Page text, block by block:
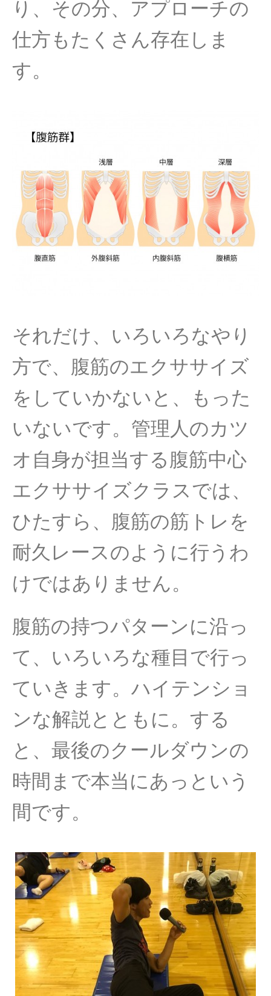
り、その分、アプローチの
仕方もたくさん存在しま
す。
それだけ、いろいろなやり
方で、腹筋のエクササイズ
をしていかないと、もった
いないです。管理人のカツ
オ自身が担当する腹筋中心
エクササイズクラスでは、
ひたすら、腹筋の筋トレを
耐久レースのように行うわ
けではありません。
腹筋の持つパターンに沿っ
て、いろいろな種目で行っ
ていきます。ハイテンショ
ンな解説とともに。する
と、最後のクールダウンの
時間まで本当にあっという
間です。